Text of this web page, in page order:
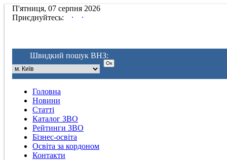
П'ятниця, 07 серпня 2026
Приєднуйтесь:
. .
Швидкий пошук ВНЗ:
Головна
Новини
Статті
Каталог ЗВО
Рейтинги ЗВО
Бізнес-освіта
Освіта за кордоном
Контакти